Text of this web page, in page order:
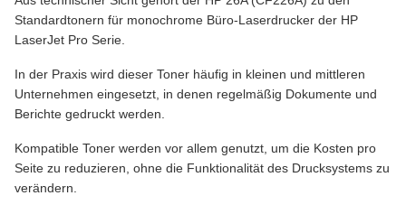
Standardtonern für monochrome Büro-Laserdrucker der HP
LaserJet Pro Serie.
In der Praxis wird dieser Toner häufig in kleinen und mittleren
Unternehmen eingesetzt, in denen regelmäßig Dokumente und
Berichte gedruckt werden.
Kompatible Toner werden vor allem genutzt, um die Kosten pro
Seite zu reduzieren, ohne die Funktionalität des Drucksystems zu
verändern.